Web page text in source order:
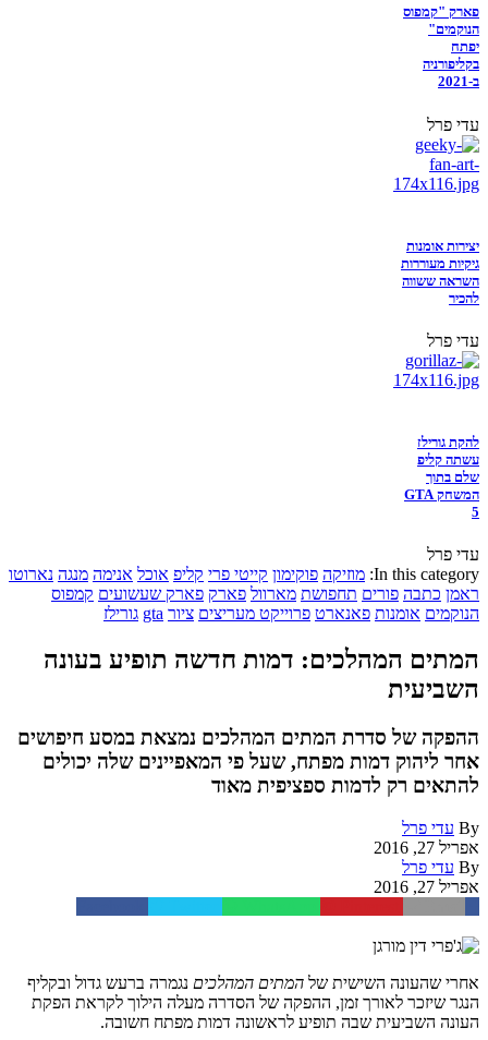
פארק "קמפוס
הנוקמים"
יפתח
בקליפורניה
ב-2021
עדי פרל
יצירות אומנות
גיקיות מעוררות
השראה ששווה
להכיר
עדי פרל
להקת גורילז
עשתה קליפ
שלם בתוך
המשחק GTA
5
עדי פרל
In this category: מוזיקה פוקימון קייטי פרי קליפ אוכל אנימה מנגה נארוטו
ראמן כתבה פורים תחפושת מארוול פארק פארק שעשועים קמפוס
הנוקמים אומנות פאנארט פרוייקט מעריצים ציור gta גורילז
המתים המהלכים: דמות חדשה תופיע בעונה
השביעית
ההפקה של סדרת המתים המהלכים נמצאת במסע חיפושים
אחר ליהוק דמות מפתח, שעל פי המאפיינים שלה יכולים
להתאים רק לדמות ספציפית מאוד
By עדי פרל
אפריל 27, 2016
By עדי פרל
אפריל 27, 2016
אחרי שהעונה השישית של המתים המהלכים נגמרה ברעש גדול ובקליף
הנגר שיזכר לאורך זמן, ההפקה של הסדרה מעלה הילוך לקראת הפקת
העונה השביעית שבה תופיע לראשונה דמות מפתח חשובה.